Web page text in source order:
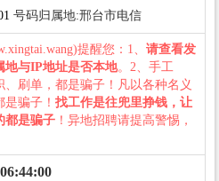
号码归属地:邢台市电信
提醒您：1、 请查看发
地与IP地址是否本地。2、手工
、刷单，都是骗子！凡以各种名义
骗子！ 找工作是往兜里挣钱，让
都是骗子 ！异地招聘请提高警惕，